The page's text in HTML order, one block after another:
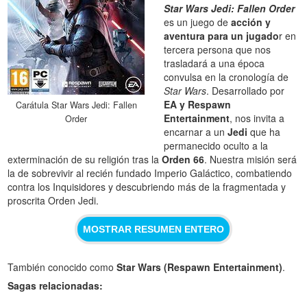
Carátula Star Wars Jedi: Fallen
Order
Star Wars Jedi: Fallen Order
es un juego de acción y
aventura para un jugador en
tercera persona que nos
trasladará a una época
convulsa en la cronología de
Star Wars. Desarrollado por
EA y Respawn
Entertainment, nos invita a
encarnar a unJedi que ha
permanecido oculto a la
exterminación de su religión tras laOrden 66. Nuestra misión será
la de sobrevivir al recién fundado Imperio Galáctico, combatiendo
contra los Inquisidores y descubriendo más de la fragmentada y
proscrita Orden Jedi.
MOSTRAR RESUMEN ENTERO
También conocido comoStar Wars (Respawn Entertainment).
Sagas relacionadas: